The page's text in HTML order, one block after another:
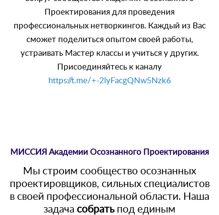
Проектирования для проведения
профессиональных нетворкингов. Каждый из Вас
сможет поделиться опытом своей работы,
устраивать Мастер классы и учиться у других.
Присоединяйтесь к каналу
https://t.me/+-2lyFacgQNw5Nzk6
МИССИЯ Академии Осознанного Проектирования
Мы строим сообщество осознанных
проектировщиков, сильных специалистов
в своей профессиональной области. Наша
задача собратьпод единым